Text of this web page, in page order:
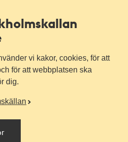
vi kakor, cookies, för att
för att webbplatsen ska
dig.